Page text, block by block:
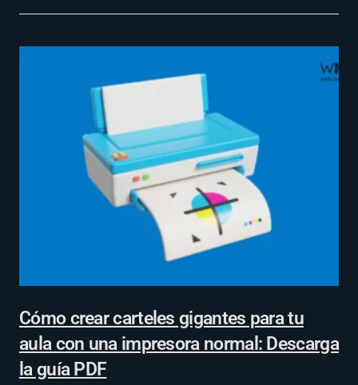
Cómo crear carteles gigantes para tu
aula con una impresora normal: Descarga
la guía PDF